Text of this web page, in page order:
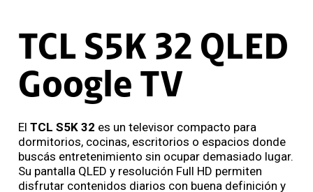
TCL S5K 32 QLED
Google TV
El TCL S5K 32 es un televisor compacto para
dormitorios, cocinas, escritorios o espacios donde
buscás entretenimiento sin ocupar demasiado lugar.
Su pantalla QLED y resolución Full HD permiten
disfrutar contenidos diarios con buena definición y